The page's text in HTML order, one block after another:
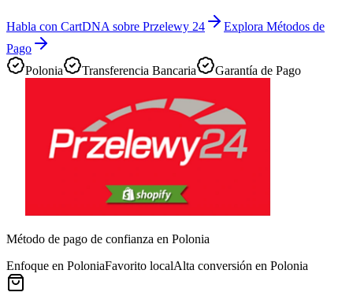
Habla con CartDNA sobre Przelewy 24
Explora Métodos de
Pago
Polonia
Transferencia Bancaria Garantía de Pago
Método de pago de confianza en Polonia
Enfoque en PoloniaFavorito localAlta conversión en Polonia